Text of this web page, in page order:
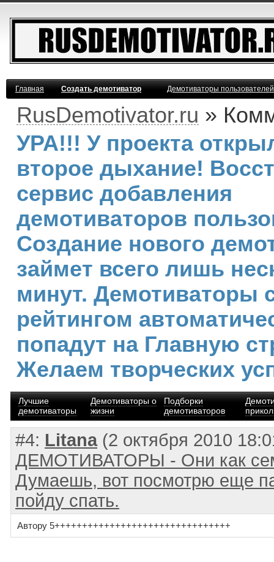
Главная Создать демотиватор Демотиваторы
RusDemotivator.ru »
УРА!!! У проекта
второе дыхание!
сервис добавления
демотиваторов
Создание нового
займет всего лишь
минут. Демотиваторы
рейтингом
попадут на Главную
Желаем творческих
Лучшие
демотиваторы
Демотиваторы о
жизни
Подборки
демотиваторов
#4: Litana(2 октября 2010
ДЕМОТИВАТОРЫ - Они как
Думаешь, вот посмотрю еще
пойду спать.
Автору 5++++++++++++++++++++++++++++++++